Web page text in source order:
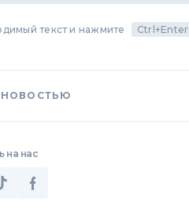
текст и нажмите Ctrl+Enter
на нас